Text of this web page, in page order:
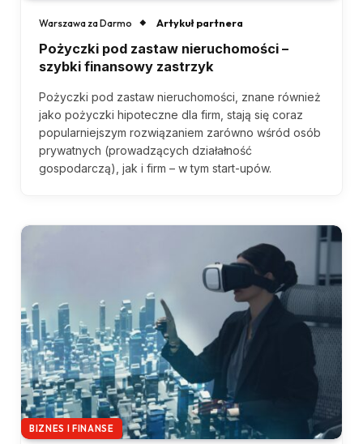
Warszawa za Darmo Artykuł partnera
Pożyczki pod zastaw nieruchomości –
szybki finansowy zastrzyk
Pożyczki pod zastaw nieruchomości, znane również
jako pożyczki hipoteczne dla firm, stają się coraz
popularniejszym rozwiązaniem zarówno wśród osób
prywatnych (prowadzących działałność
gospodarczą), jak i firm – w tym start-upów.
BIZNES I FINANSE